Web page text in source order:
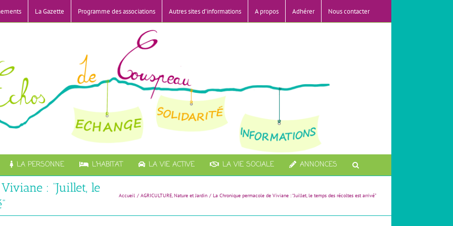
La Gazette Programme des associations Autres sites d’informations A propos Adhérer Nous contacter
LA PERSONNE L’HABITAT LA VIE ACTIVE LA VIE SOCIALE ANNONCES
: “Juillet, le
Accueil AGRICULTURE Nature et Jardin La Chronique permacole de Viviane : “Juillet, le temps des récoltes est arrivé”